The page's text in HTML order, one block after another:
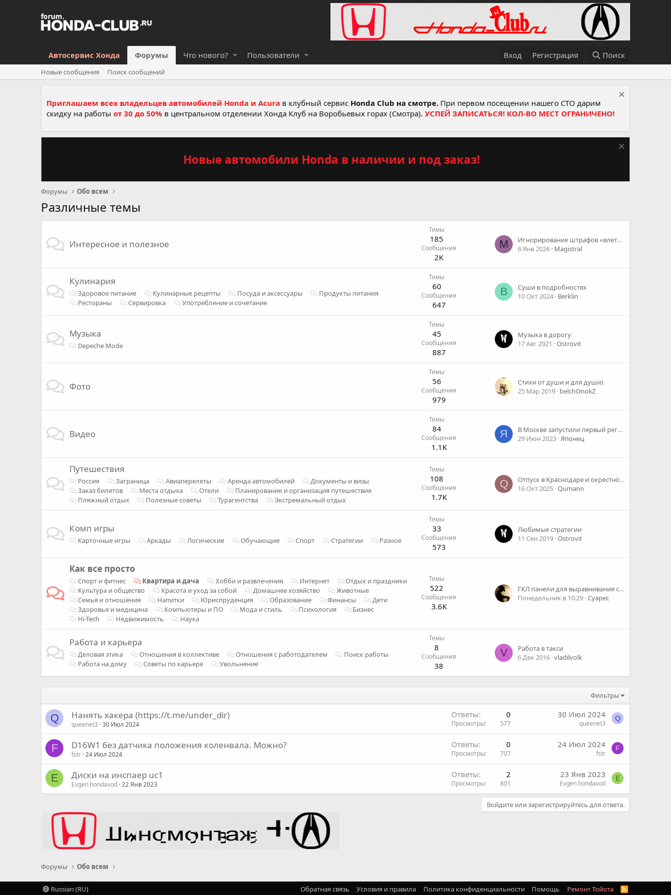
Автосервис Хонда Форумы Что нового? Пользователи Вход Регистрация Поиск
Новые сообщения Поиск сообщений
Приглашаем всех владельцев автомобилей Honda и Acura в клубный сервис Honda Club на смотре. При первом посещении нашего СТО дарим
скидку на работы от 30 до 50% в центральном отделении Хонда Клуб на Воробьевых горах (Смотра). УСПЕЙ ЗАПИСАТЬСЯ! КОЛ-ВО МЕСТ ОГРАНИЧЕНО!
Новые автомобили Honda в наличии и под заказ!
Форумы Обо всем
Различные темы
Интересное и полезное
Темы
185
Сообщения
2K
M
Игнорирование штрафов «влетит в копеечку»
6 Янв 2026 Magistral
Кулинария
Здоровое питание Кулинарные рецепты Посуда и аксессуары
Продукты питания
Рестораны
Сервировка Употребление и сочетание
Темы
60
Сообщения
647
B
Суши в подробностях
10 Окт 2024 Berklin
Музыка
Depeche Mode
Темы
45
Сообщения
887
Музыка в дорогу
17 Авг 2021
Ostrovit
Фото
Темы
56
Сообщения
979
Стихи от души и для души)
25 Мар 2019 belchOnokZ
Видео
Темы
84
Сообщения
1.1K
Я
В Москве запустили первый регулярный маршрут электрического аквабуса от Киевской до Шелепихи
29 Июн 2023 Японец
Путешествия
Россия Заграница Авиаперелеты Аренда автомобилей
Документы и визы
Заказ билетов
Места отдыха Отели
Планирование и организация путешествия
Пляжный отдых
Полезные советы Турагентства Экстремальный отдых
Темы
108
Сообщения
1.7K
Q
Отпуск в Краснодаре и окрестностях
16 Окт 2025 Qumann
Комп игры
Карточные игры Аркады Логические Обучающие Спорт Стратегии Разное
Темы
33
Сообщения
573
Любимые стратегии
11 Сен 2019 Ostrovit
Как все просто
Спорт и фитнес Квартира и дача Хобби и развлечения Интернет
Отдых и праздники
Культура и общество
Красота и уход за собой Домашнее хозяйство
Животные
Семья и отношения
Напитки Юриспруденция Образование Финансы
Дети
Здоровье и медицина
Компьютеры и ПО Мода и стиль Психология
Бизнес
Hi-Tech
Недвижимость Наука
Темы
522
Сообщения
3.6K
ГКЛ панели для выравнивания стен плюсы и минусы
Понедельник в 10:29 Суарес
Работа и карьера
Деловая этика Отношения в коллективе Отношения с работодателем
Поиск работы
Работа на дому
Советы по карьере Увольнение
Темы
8
Сообщения
38
V
Работа в такси
6 Дек 2016 vladilvolk
Фильтры
Q Нанять хакера (https://t.me/under_dir)
queenet3 30 Июл 2024
Ответы 0
Просмотры 577
30 Июл 2024
queenet3
Q
F D16W1 без датчика положения коленвала. Можно?
fstr 24 Июл 2024
Ответы 0
Просмотры 707
24 Июл 2024
fstr
F
E Диски на инспаер uc1
Evgen hondavod 22 Янв 2023
Ответы 2
Просмотры 801
23 Янв 2023
Evgen hondavod
E
Войдите или зарегистрируйтесь для ответа.
Форумы Обо всем
Russian (RU) Обратная связь Условия и правила Политика конфиденциальности Помощь Ремонт Тойота
R